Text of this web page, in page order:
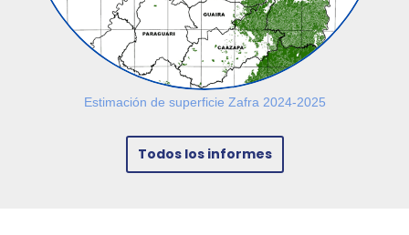
Estimación de superficie Zafra 2024-2025
Todos los informes